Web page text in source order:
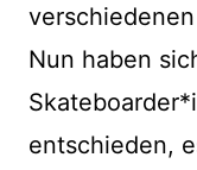
Nun haben
entschieden,